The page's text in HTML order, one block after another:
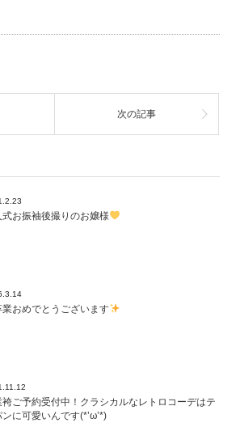
次の記事
式お振袖後撮りのお嬢様
業おめでとうございます
袴ご予約受付中！クラシカルなレトロコーデはテ
ンに可愛いんです(*’ω’*)